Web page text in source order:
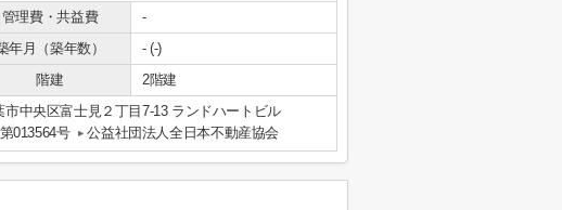
管理費・共益費
-
年月（築年数）
- (-)
階建 2階建
市中央区富士見２丁目7-13 ランドハートビル
013564号 公益社団法人全日本不動産協会